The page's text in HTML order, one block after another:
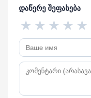
დაწერე შეფასება
★
★
★
★
★